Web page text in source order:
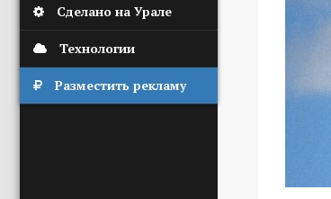
Сделано на Урале
Технологии
Разместить рекламу